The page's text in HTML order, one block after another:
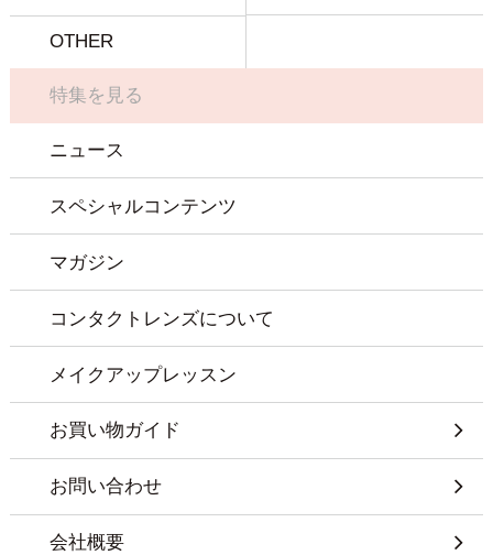
OTHER
特集を見る
ニュース
スペシャルコンテンツ
マガジン
コンタクトレンズについて
メイクアップレッスン
お買い物ガイド
お問い合わせ
会社概要